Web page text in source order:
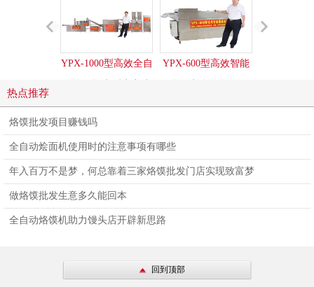
YPX-1000型高效全自
YPX-600型高效智能
热点推荐
烙馍批发项目赚钱吗
全自动烩面机使用时的注意事项有哪些
年入百万不是梦，何总靠着三家烙馍批发门店实现致富梦
做烙馍批发生意多久能回本
全自动烙馍机助力馒头店开辟新思路
回到顶部